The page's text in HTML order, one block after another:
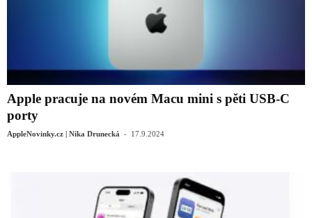
Apple pracuje na novém Macu mini s pěti USB-C
porty
AppleNovinky.cz | Nika Drunecká - 17.9.2024